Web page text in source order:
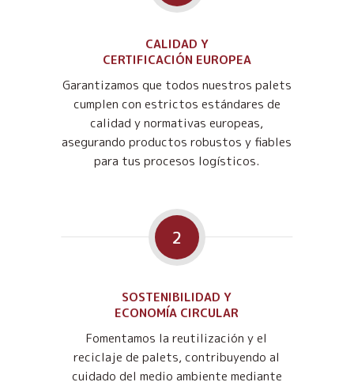
CALIDAD Y
CERTIFICACIÓN EUROPEA
Garantizamos que todos nuestros palets
cumplen con estrictos estándares de
calidad y normativas europeas,
asegurando productos robustos y fiables
para tus procesos logísticos.
2
SOSTENIBILIDAD Y
ECONOMÍA CIRCULAR
Fomentamos la reutilización y el
reciclaje de palets, contribuyendo al
cuidado del medio ambiente mediante